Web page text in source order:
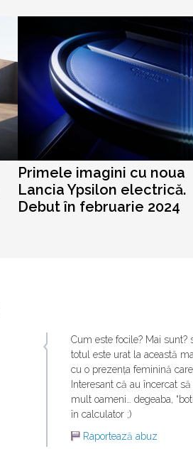
Primele imagini cu noua
Lancia Ypsilon electrică.
Debut în februarie 2024
Cum este focile? Mai
totul este urat la această
cu o prezența feminină
Interesant că au încercat
mult oameni… degeaba,
în calculator ;)
Raportează abuz